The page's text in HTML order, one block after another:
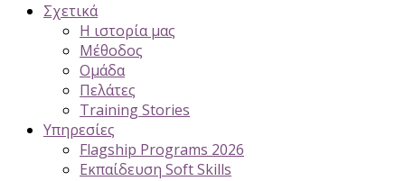
Σχετικά
H ιστορία μας
Μέθοδος
Ομάδα
Πελάτες
Training Stories
Υπηρεσίες
Flagship Programs 2026
Εκπαίδευση Soft Skills